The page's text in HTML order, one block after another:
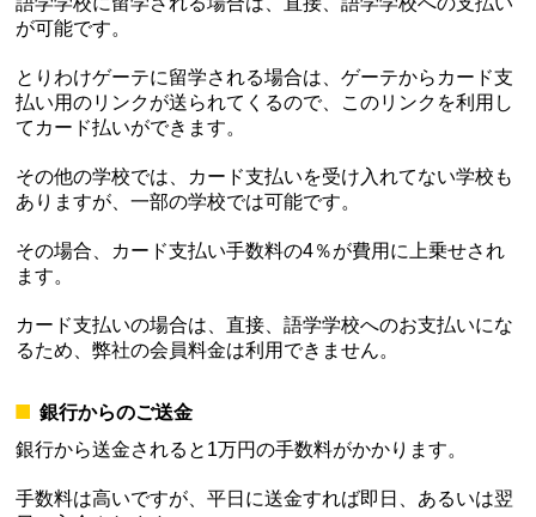
が可能です。
とりわけゲーテに留学される場合は、ゲーテからカード支
払い用のリンクが送られてくるので、このリンクを利用し
てカード払いができます。
その他の学校では、カード支払いを受け入れてない学校も
ありますが、一部の学校では可能です。
その場合、カード支払い手数料の4％が費用に上乗せされ
ます。
カード支払いの場合は、直接、語学学校へのお支払いにな
るため、弊社の会員料金は利用できません。
銀行からのご送金
銀行から送金されると1万円の手数料がかかります。
手数料は高いですが、平日に送金すれば即日、あるいは翌